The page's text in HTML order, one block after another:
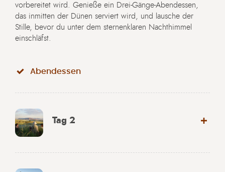
vorbereitet wird. Genieße ein Drei-Gänge-Abendessen,
das inmitten der Dünen serviert wird, und lausche der
Stille, bevor du unter dem sternenklaren Nachthimmel
einschläfst.
Abendessen
Tag 2